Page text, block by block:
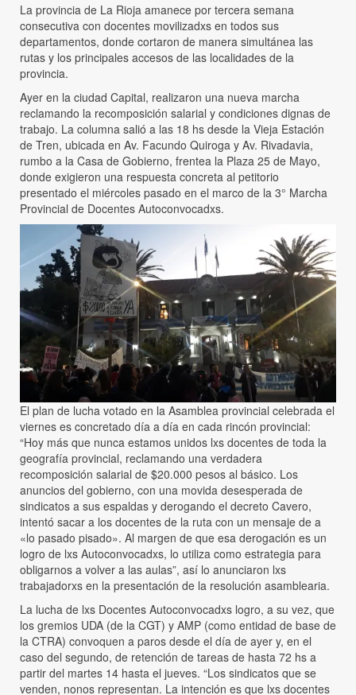
La provincia de La Rioja amanece por tercera semana
consecutiva con docentes movilizadxs en todos sus
departamentos, donde cortaron de manera simultánea las
rutas y los principales accesos de las localidades de la
provincia.
Ayer en la ciudad Capital, realizaron una nueva marcha
reclamando la recomposición salarial y condiciones dignas de
trabajo. La columna salió a las 18 hs desde la Vieja Estación
de Tren, ubicada en Av. Facundo Quiroga y Av. Rivadavia,
rumbo a la Casa de Gobierno, frentea la Plaza 25 de Mayo,
donde exigieron una respuesta concreta al petitorio
presentado el miércoles pasado en el marco de la 3° Marcha
Provincial de Docentes Autoconvocadxs.
El plan de lucha votado en la Asamblea provincial celebrada el
viernes es concretado día a día en cada rincón provincial:
“Hoy más que nunca estamos unidos lxs docentes de toda la
geografía provincial, reclamando una verdadera
recomposición salarial de $20.000 pesos al básico. Los
anuncios del gobierno, con una movida desesperada de
sindicatos a sus espaldas y derogando el decreto Cavero,
intentó sacar a los docentes de la ruta con un mensaje de a
«lo pasado pisado». Al margen de que esa derogación es un
logro de lxs Autoconvocadxs, lo utiliza como estrategia para
obligarnos a volver a las aulas”, así lo anunciaron lxs
trabajadorxs en la presentación de la resolución asamblearia.
La lucha de lxs Docentes Autoconvocadxs logro, a su vez, que
los gremios UDA (de la CGT) y AMP (como entidad de base de
la CTRA) convoquen a paros desde el día de ayer y, en el
caso del segundo, de retención de tareas de hasta 72 hs a
partir del martes 14 hasta el jueves. “Los sindicatos que se
venden, nonos representan. La intención es que lxs docentes